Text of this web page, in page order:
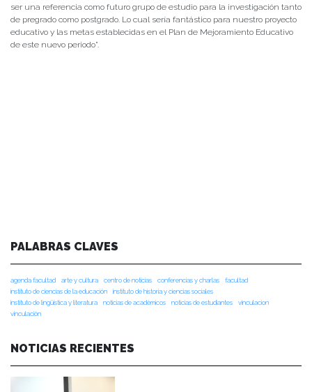
ser una referencia como futuro grupo de estudio para la investigación tanto
de pregrado como postgrado. Lo cual sería fantástico para nuestro proyecto
educativo y las metas establecidas en el Plan de Mejoramiento Educativo
de este nuevo periodo”.
PALABRAS CLAVES
agenda facultad arte y cultura centro de noticias conferencias y charlas
facultad
instituto de ciencias de la educación
instituto de historia y ciencias sociales
instituto de lingüística y literatura
noticias de académicos noticias de estudiantes
vinculacion
vinculación
NOTICIAS RECIENTES